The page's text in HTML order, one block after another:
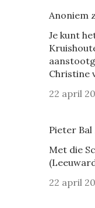
Anoniem
Je kunt
Christine
22 april
Pieter
Met die
22 april